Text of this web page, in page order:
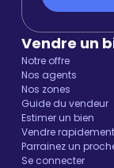
Vendre un
Notre offre
Nos agents
Nos zones
Guide du vendeur
Estimer un bien
Vendre rapidement
Parrainez un
Se connecter